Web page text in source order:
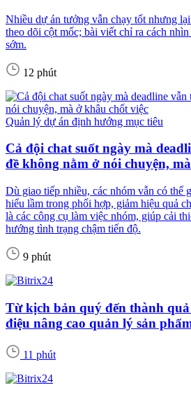
Nhiều dự án tưởng vẫn chạy tốt nhưng
theo dõi cột mốc; bài viết chỉ ra cách
sớm.
12 phút
Quản lý dự án định hướng mục tiêu
Cả đội chat suốt ngày mà
đề không nằm ở nói chuyện,
Dù giao tiếp nhiều, các nhóm vẫn có thể
hiểu lầm trong phối hợp, giảm hiệu quả
là các công cụ làm việc nhóm, giúp cải
hướng tình trạng chậm tiến độ.
9 phút
Từ kịch bản quý đến thành
điệu nâng cao quản lý sản
11 phút